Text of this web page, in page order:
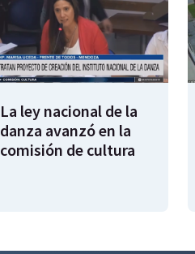
La ley nacional de la
danza avanzó en la
comisión de cultura